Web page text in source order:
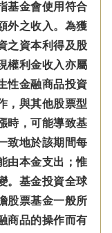
基金會使用符合
外之收入。為獲
之資本利得及股
權利金收入亦屬
性金融商品投資
，與其他股票型
時，可能導致基
致地於該期間每
由本金支出；惟
。基金投資全球
股票基金一般所
商品的操作而有